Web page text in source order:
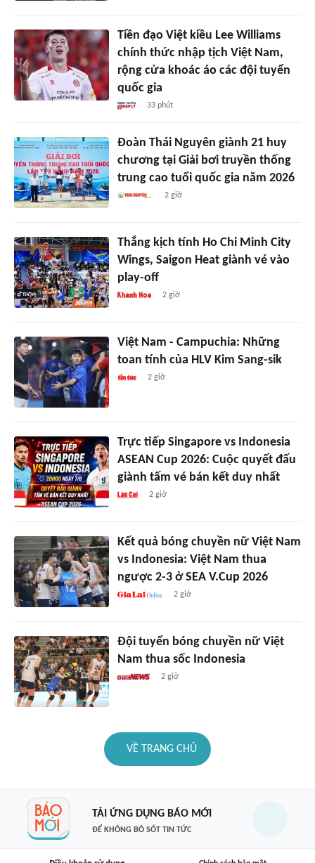
Tiền đạo Việt kiều Lee Williams
chính thức nhập tịch Việt Nam,
rộng cửa khoác áo các đội tuyển
quốc gia
33 phút
Đoàn Thái Nguyên giành 21 huy
chương tại Giải bơi truyền thống
trung cao tuổi quốc gia năm 2026
2 giờ
Thắng kịch tính Ho Chi Minh City
Wings, Saigon Heat giành vé vào
play-off
2 giờ
Việt Nam - Campuchia: Những
toan tính của HLV Kim Sang-sik
2 giờ
Trực tiếp Singapore vs Indonesia
ASEAN Cup 2026: Cuộc quyết đấu
giành tấm vé bán kết duy nhất
2 giờ
Kết quả bóng chuyền nữ Việt Nam
vs Indonesia: Việt Nam thua
ngược 2-3 ở SEA V.Cup 2026
2 giờ
Đội tuyển bóng chuyền nữ Việt
Nam thua sốc Indonesia
2 giờ
VỀ TRANG CHỦ
TẢI ỨNG DỤNG BÁO MỚI
ĐỂ KHÔNG BỎ SÓT TIN TỨC